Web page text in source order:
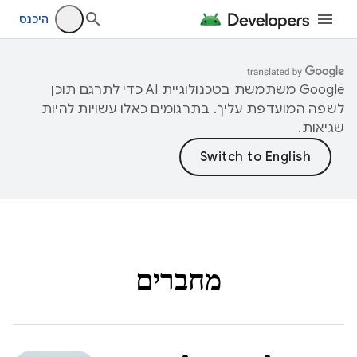
היכנס
‫Google משתמשת בטכנולוגיית AI כדי לתרגם תוכן
לשפה המועדפת עליך. בתרגומים כאלו עשויות להיות
שגיאות.
מחברים